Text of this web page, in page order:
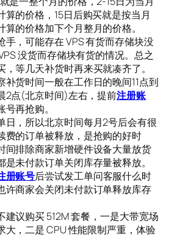
算的价格，15日后购买就是按当月
算的价格加下个月整月的价格。
手，可能存在 VPS 有货而存储块没
没货而存储块有货的情况。总之
，等几天补货时再来买就凑齐了。
补货时间一般在工作日的晚间11点到
2点(北京时间)左右，提前注册账
再抢购。
日，所以北京时间每月2号后会有很
费的订单被释放，是抢购的好时
间排除商家新增硬件设备大量放货
是未付款订单关闭库存量被释放。
册账号后尝试发工单问客服什么时
许商家会关闭未付款订单释放库存
建议购买 512M 套餐，一是大带宽场
大，二是 CPU 性能限制严重，体验